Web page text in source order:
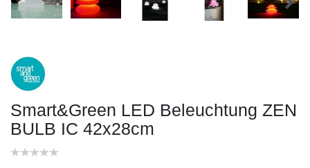
Smart&Green LED Beleuchtung ZEN
BULB IC 42x28cm